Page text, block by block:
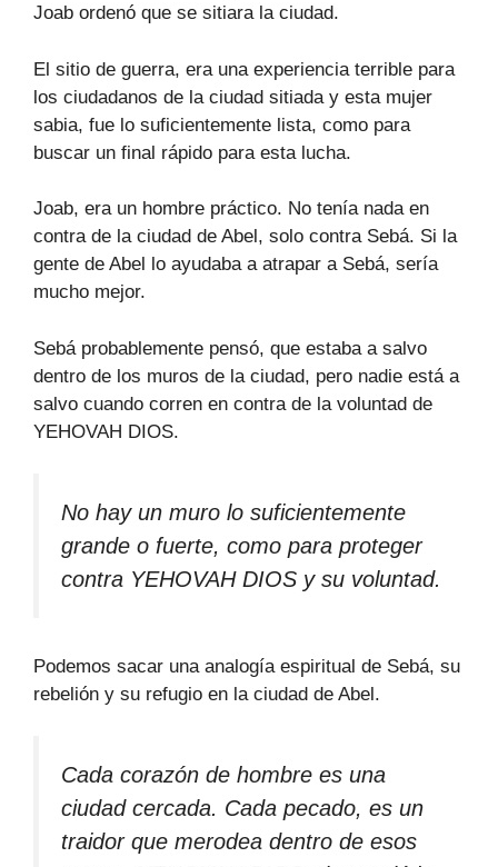
Joab ordenó que se sitiara la ciudad.
El sitio de guerra, era una experiencia terrible para
los ciudadanos de la ciudad sitiada y esta mujer
sabia, fue lo suficientemente lista, como para
buscar un final rápido para esta lucha.
Joab, era un hombre práctico. No tenía nada en
contra de la ciudad de Abel, solo contra Sebá. Si la
gente de Abel lo ayudaba a atrapar a Sebá, sería
mucho mejor.
Sebá probablemente pensó, que estaba a salvo
dentro de los muros de la ciudad, pero nadie está a
salvo cuando corren en contra de la voluntad de
YEHOVAH DIOS.
No hay un muro lo suficientemente
grande o fuerte, como para proteger
contra YEHOVAH DIOS y su voluntad.
Podemos sacar una analogía espiritual de Sebá, su
rebelión y su refugio en la ciudad de Abel.
Cada corazón de hombre es una
ciudad cercada. Cada pecado, es un
traidor que merodea dentro de esos